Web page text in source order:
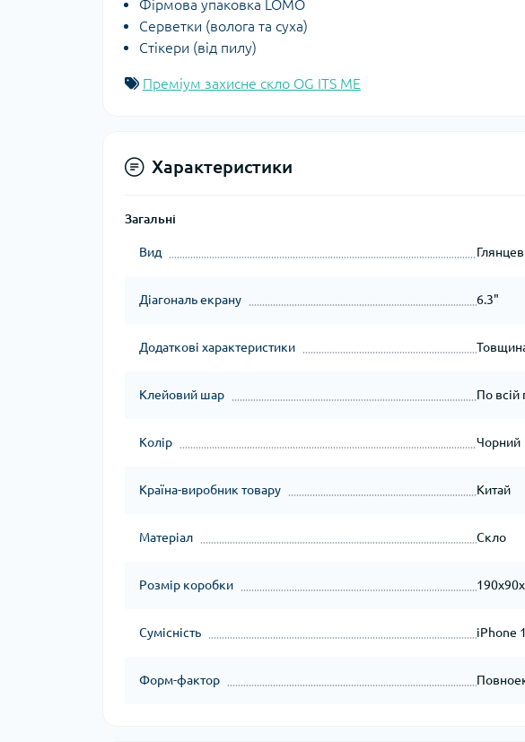
Фірмова упаковка LOMO
Серветки (волога та суха)
Стікери (від пилу)
Преміум захисне скло OG ITS ME
Характеристики
Загальні
Вид
Діагональ екрану 6.3"
Додаткові характеристики
Клейовий шар По всій
Колір Чорний
Країна-виробник товару Китай
Матеріал Скло
Розмір коробки
Сумісність iPhone
Форм-фактор